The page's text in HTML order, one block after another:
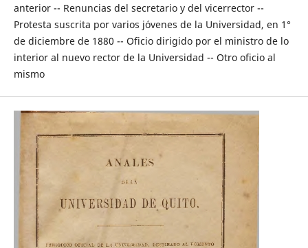
anterior -- Renuncias del secretario y del vicerrector --
Protesta suscrita por varios jóvenes de la Universidad, en 1°
de diciembre de 1880 -- Oficio dirigido por el ministro de lo
interior al nuevo rector de la Universidad -- Otro oficio al
mismo